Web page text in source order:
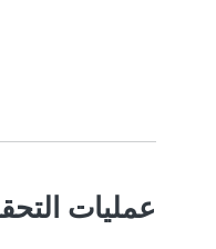
عمليات